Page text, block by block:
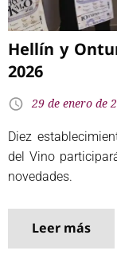
Hellín y
2026
29 de enero de
Diez
del Vino
novedades.
Leer más